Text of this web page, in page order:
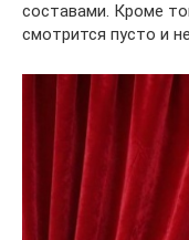
составами. Кроме
смотрится пусто и